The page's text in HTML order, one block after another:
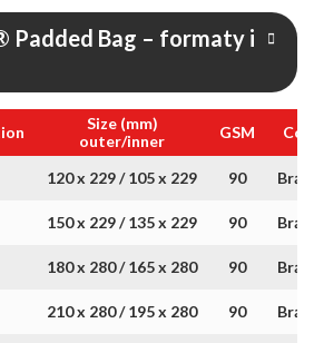
Bag – formaty i
Size (mm)
outer/inner
GSM
120 x 229 / 105 x 229 90
150 x 229 / 135 x 229 90
180 x 280 / 165 x 280 90
210 x 280 / 195 x 280 90